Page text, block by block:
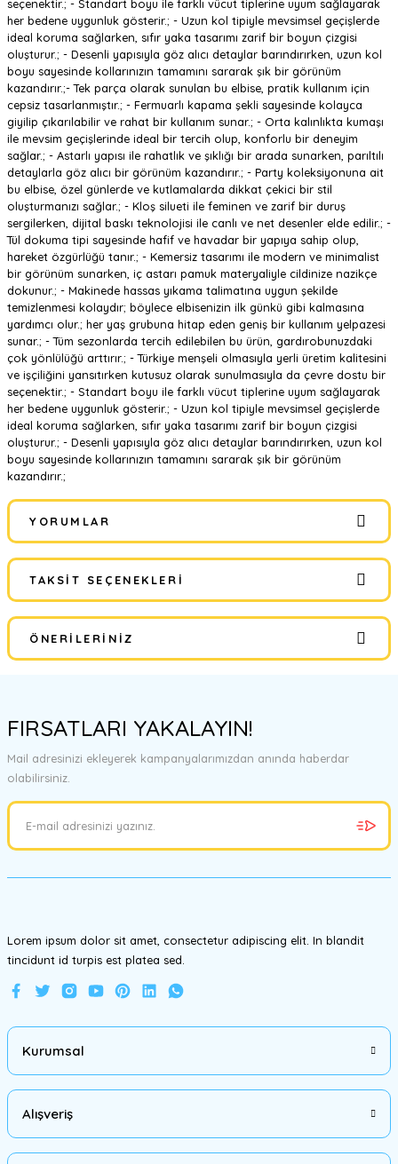
seçenektir.; - Standart boyu ile farklı vücut tiplerine uyum sağlayarak
her bedene uygunluk gösterir.; - Uzun kol tipiyle mevsimsel geçişlerde
ideal koruma sağlarken, sıfır yaka tasarımı zarif bir boyun çizgisi
oluşturur.; - Desenli yapısıyla göz alıcı detaylar barındırırken, uzun kol
boyu sayesinde kollarınızın tamamını sararak şık bir görünüm
kazandırır.;- Tek parça olarak sunulan bu elbise, pratik kullanım için
cepsiz tasarlanmıştır.; - Fermuarlı kapama şekli sayesinde kolayca
giyilip çıkarılabilir ve rahat bir kullanım sunar.; - Orta kalınlıkta kumaşı
ile mevsim geçişlerinde ideal bir tercih olup, konforlu bir deneyim
sağlar.; - Astarlı yapısı ile rahatlık ve şıklığı bir arada sunarken, parıltılı
detaylarla göz alıcı bir görünüm kazandırır.; - Party koleksiyonuna ait
bu elbise, özel günlerde ve kutlamalarda dikkat çekici bir stil
oluşturmanızı sağlar.; - Kloş silueti ile feminen ve zarif bir duruş
sergilerken, dijital baskı teknolojisi ile canlı ve net desenler elde edilir.; -
Tül dokuma tipi sayesinde hafif ve havadar bir yapıya sahip olup,
hareket özgürlüğü tanır.; - Kemersiz tasarımı ile modern ve minimalist
bir görünüm sunarken, iç astarı pamuk materyaliyle cildinize nazikçe
dokunur.; - Makinede hassas yıkama talimatına uygun şekilde
temizlenmesi kolaydır; böylece elbisenizin ilk günkü gibi kalmasına
yardımcı olur.; her yaş grubuna hitap eden geniş bir kullanım yelpazesi
sunar.; - Tüm sezonlarda tercih edilebilen bu ürün, gardırobunuzdaki
çok yönlülüğü arttırır.; - Türkiye menşeli olmasıyla yerli üretim kalitesini
ve işçiliğini yansıtırken kutusuz olarak sunulmasıyla da çevre dostu bir
seçenektir.; - Standart boyu ile farklı vücut tiplerine uyum sağlayarak
her bedene uygunluk gösterir.; - Uzun kol tipiyle mevsimsel geçişlerde
ideal koruma sağlarken, sıfır yaka tasarımı zarif bir boyun çizgisi
oluşturur.; - Desenli yapısıyla göz alıcı detaylar barındırırken, uzun kol
boyu sayesinde kollarınızın tamamını sararak şık bir görünüm
kazandırır.;
YORUMLAR
Bu ürüne ilk yorumu siz yapın!
Yorum Yaz
TAKSIT SEÇENEKLERI
ÖNERILERINIZ
tarafımıza iletebilirsiniz.
Görüş ve önerileriniz için teşekkür ederiz.
Ürün resmi kalitesiz, bozuk veya görüntülenemiyor.
Ürün bilgilerinde hatalar bulunuyor.
FIRSATLARI YAKALAYIN!
Mail adresinizi ekleyerek kampanyalarımızdan anında haberdar
olabilirsiniz.
Lorem ipsum dolor sit amet, consectetur adipiscing elit. In blandit
tincidunt id turpis est platea sed.
Kurumsal
Alışveriş